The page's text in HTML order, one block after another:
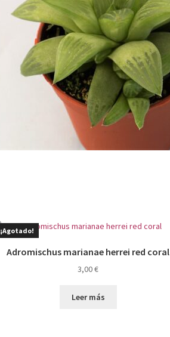
¡Agotado!
Adromischus marianae herrei red coral
3,00€
Leer más